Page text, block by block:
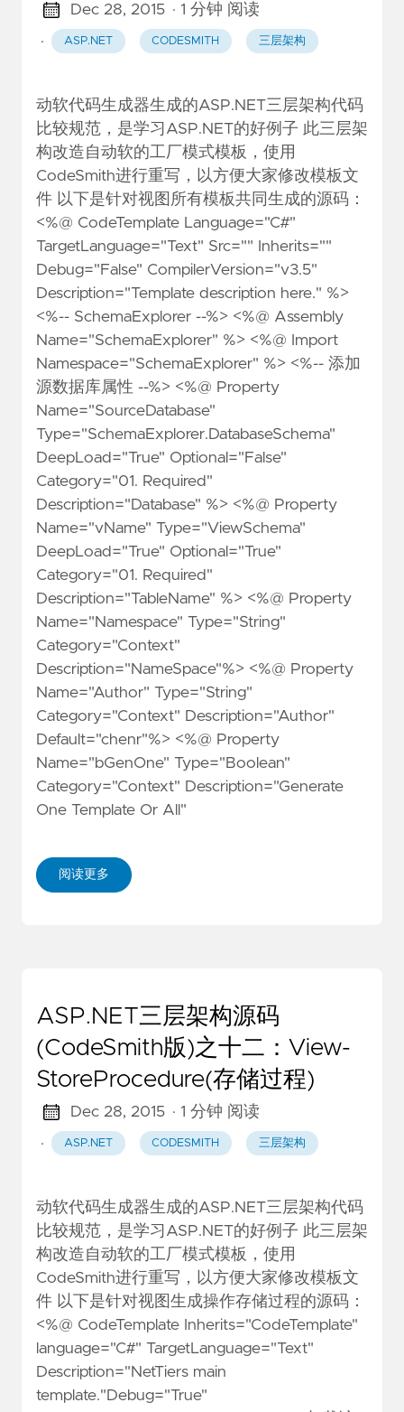
Dec 28, 2015 · 1 分钟 阅读
·
ASP.NET CODESMITH 三层架构
动软代码生成器生成的ASP.NET三层架构代码
比较规范，是学习ASP.NET的好例子 此三层架
构改造自动软的工厂模式模板，使用
CodeSmith进行重写，以方便大家修改模板文
件 以下是针对视图所有模板共同生成的源码：
<%@ CodeTemplate Language="C#"
TargetLanguage="Text" Src="" Inherits=""
Debug="False" CompilerVersion="v3.5"
Description="Template description here." %>
<%-- SchemaExplorer --%> <%@ Assembly
Name="SchemaExplorer" %> <%@ Import
Namespace="SchemaExplorer" %> <%-- 添加
源数据库属性 --%> <%@ Property
Name="SourceDatabase"
Type="SchemaExplorer.DatabaseSchema"
DeepLoad="True" Optional="False"
Category="01. Required"
Description="Database" %> <%@ Property
Name="vName" Type="ViewSchema"
DeepLoad="True" Optional="True"
Category="01. Required"
Description="TableName" %> <%@ Property
Name="Namespace" Type="String"
Category="Context"
Description="NameSpace"%> <%@ Property
Name="Author" Type="String"
Category="Context" Description="Author"
Default="chenr"%> <%@ Property
Name="bGenOne" Type="Boolean"
Category="Context" Description="Generate
One Template Or All"
阅读更多
ASP.NET三层架构源码
(CodeSmith版)之十二：View-
StoreProcedure(存储过程)
Dec 28, 2015 · 1 分钟 阅读
·
ASP.NET CODESMITH 三层架构
动软代码生成器生成的ASP.NET三层架构代码
比较规范，是学习ASP.NET的好例子 此三层架
构改造自动软的工厂模式模板，使用
CodeSmith进行重写，以方便大家修改模板文
件 以下是针对视图生成操作存储过程的源码：
<%@ CodeTemplate Inherits="CodeTemplate"
language="C#" TargetLanguage="Text"
Description="NetTiers main
template."Debug="True"